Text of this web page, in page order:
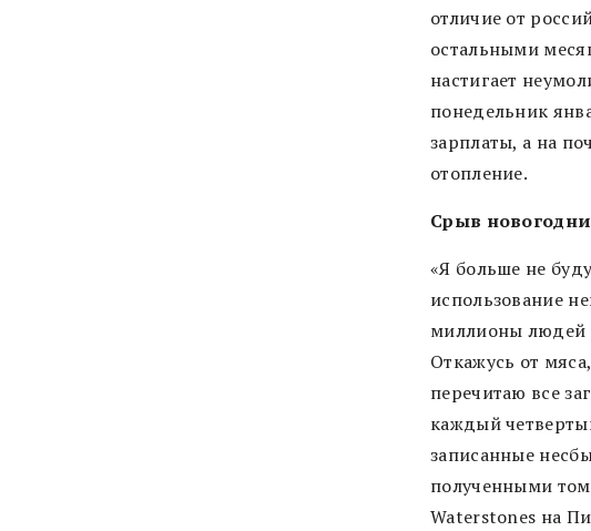
отличие от
остальными
настигает
понедельник
зарплаты, а на
отопление.
Срыв
«Я больше не
использование
миллионы людей
Откажусь от
перечитаю все
каждый
записанные
полученными
Waterstones на